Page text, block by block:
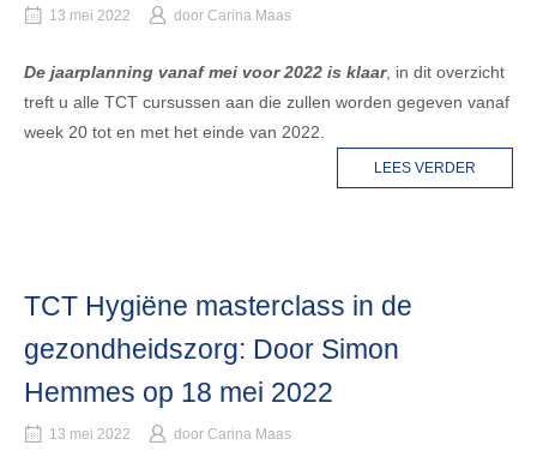
13 mei 2022 door Carina Maas
De jaarplanning vanaf mei voor 2022 is klaar, in dit overzicht
treft u alle TCT cursussen aan die zullen worden gegeven vanaf
week 20 tot en met het einde van 2022.
LEES VERDER
TCT Hygiëne masterclass in de
gezondheidszorg: Door Simon
Hemmes op 18 mei 2022
13 mei 2022 door Carina Maas